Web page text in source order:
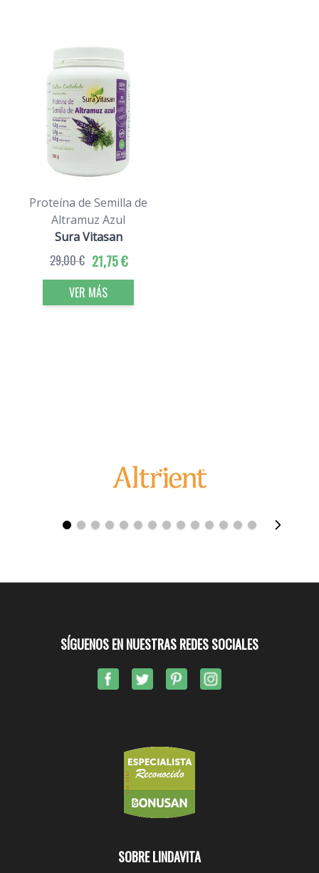
Proteína de Semilla de
Altramuz Azul
Sura Vitasan
21,75 €
29,00 €
VER MÁS
SOBRE LINDAVITA
SÍGUENOS EN NUESTRAS REDES SOCIALES